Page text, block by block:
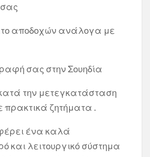
αποδοχών ανάλογα με
σας στην Σουηδία
την μετεγκατάσταση
πρακτικά ζητήματα .
ένα καλά
και λειτουργικό σύστημα